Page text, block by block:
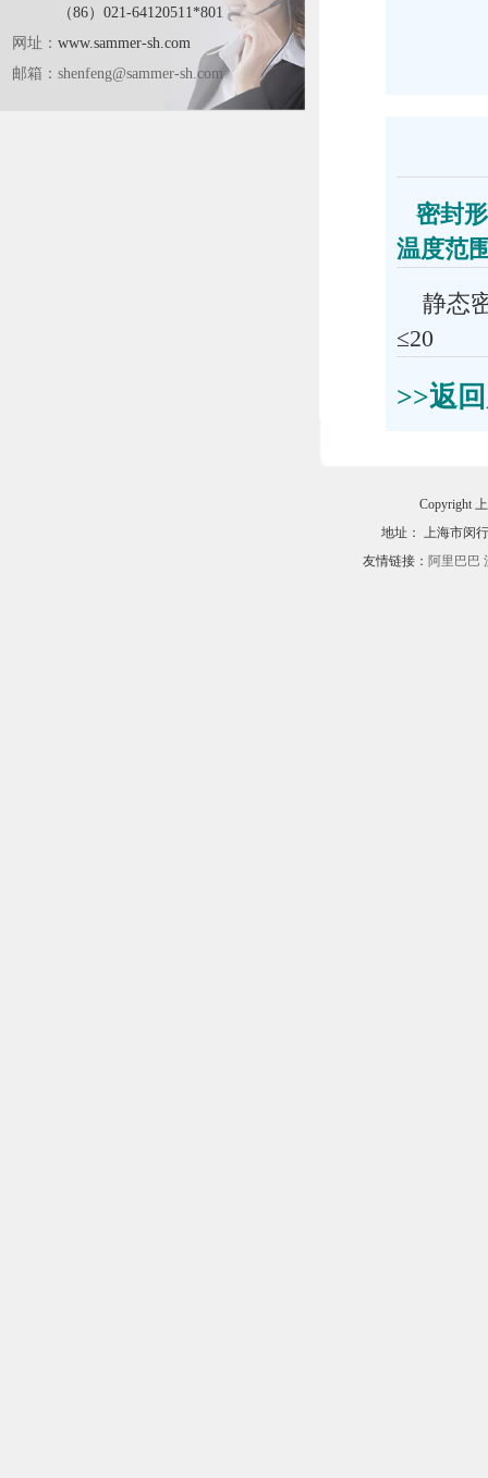
（86）021-64120511*801
网址： www.sammer-sh.com
邮箱： shenfeng@sammer-sh.com
密封
温度范
静
>>返
Copyright
地址： 上海市闵
友情链接： 阿里巴巴